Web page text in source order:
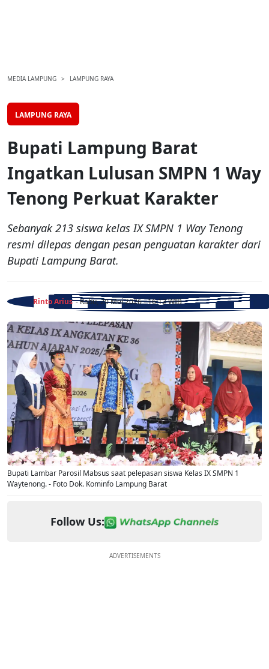
MEDIA LAMPUNG LAMPUNG RAYA
LAMPUNG RAYA
Bupati Lampung Barat
Ingatkan Lulusan SMPN 1 Way
Tenong Perkuat Karakter
Sebanyak 213 siswa kelas IX SMPN 1 Way Tenong
resmi dilepas dengan pesan penguatan karakter dari
Bupati Lampung Barat.
Rinto Arius - Rabu, 20 Mei 2026 - 16:12 WIB
Bupati Lambar Parosil Mabsus saat pelepasan siswa Kelas IX SMPN 1
Waytenong. - Foto Dok. Kominfo Lampung Barat
Follow Us:
ADVERTISEMENTS